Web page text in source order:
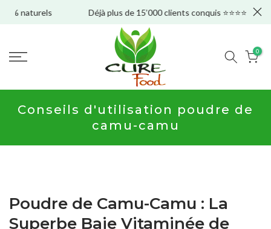
Aller
Déjà plus de 15’000 clients conquis ⭐⭐⭐⭐⭐
0
Conseils d'utilisation poudre de
camu-camu
Poudre de Camu-Camu : La
Superbe Baie Vitaminée de